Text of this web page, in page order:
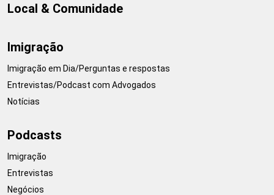
Local & Comunidade
Imigração
Imigração em Dia/Perguntas e respostas
Entrevistas/Podcast com Advogados
Notícias
Podcasts
Imigração
Entrevistas
Negócios